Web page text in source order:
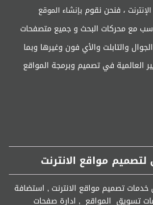
، فنحن نقوم بإنشاء الموقع
مع محركات البحث و جميع متصفحات
والتابلت والأي فون وغيرها وبما
العالمية في تصميم وبرمجة المواقع
مواقع الانترنت
خدمات تصميم مواقع الانترنت , استضافة
تسويق المواقع , ادارة صفحات